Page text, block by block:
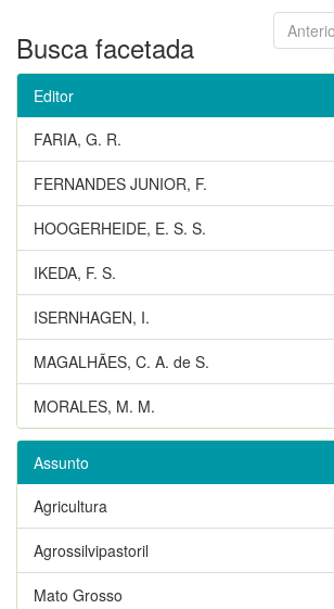
Busca facetada
Editor
FARIA, G. R.
FERNANDES JUNIOR, F.
HOOGERHEIDE, E. S. S.
IKEDA, F. S.
ISERNHAGEN, I.
MAGALHÃES, C. A. de S.
MORALES, M. M.
Assunto
Agricultura
Agrossilvipastoril
Mato Grosso